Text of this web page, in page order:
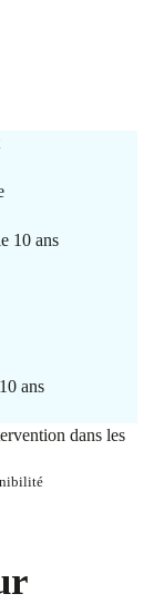
10 ans
ans
dans les